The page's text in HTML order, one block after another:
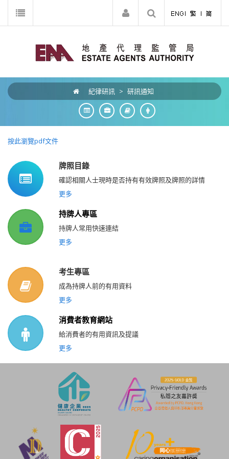
紀律研訊 > 研訊通知
按此瀏覽pdf文件
牌照目錄
確認相關人士現時是否持有有效牌照及牌照的詳情
更多
持牌人專區
持牌人常用快速連結
更多
考生專區
成為持牌人前的有用資料
更多
消費者教育網站
給消費者的有用資訊及提議
更多